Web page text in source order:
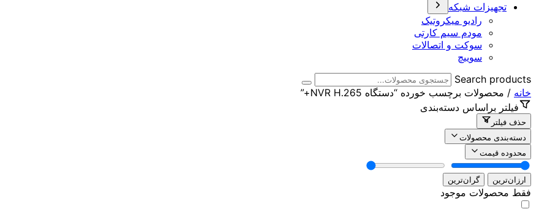
تجهیزات شبکه
رادیو میکروتیک
مودم سیم کارتی
سوکت و اتصالات
سوییچ
Search products
خانه / محصولات برچسب خورده “دستگاه NVR H.265+”
فیلتر براساس دسته‌بندی
حذف فیلتر
دسته‌بندی محصولات
محدوده قیمت
ارزان‌ترین گران‌ترین
فقط محصولات موجود